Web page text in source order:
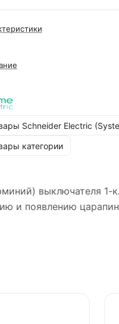
Schneider Electric
категории
выключателя 1-
и появлению